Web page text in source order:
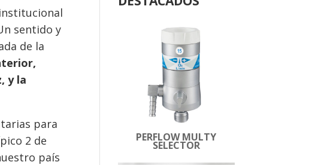
sentido y
de la
y la
para
2 de
país
PERFLOW MULTY
SELECTOR